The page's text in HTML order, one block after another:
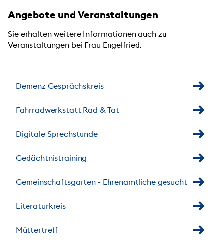
Angebote und Veranstaltungen
Sie erhalten weitere Informationen auch zu
Veranstaltungen bei Frau Engelfried.
Demenz Gesprächskreis
Fahrradwerkstatt Rad & Tat
Digitale Sprechstunde
Gedächtnistraining
Gemeinschaftsgarten - Ehrenamtliche gesucht
Literaturkreis
Müttertreff